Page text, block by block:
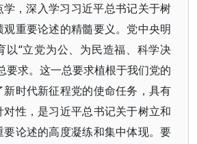
学，深入学习习近平总书记关于树
重要论述的精髓要义。党中央明
以“立党为公、为民造福、科学决
要求。这一总要求植根于我们党的
时代新征程党的使命任务，具有
性，是习近平总书记关于树立和
要论述的高度凝练和集中体现。要